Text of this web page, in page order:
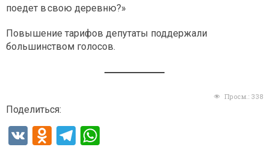
поедет в свою деревню?»
Повышение тарифов депутаты поддержали
большинством голосов.
Просм.: 338
Поделиться:
V
O
T